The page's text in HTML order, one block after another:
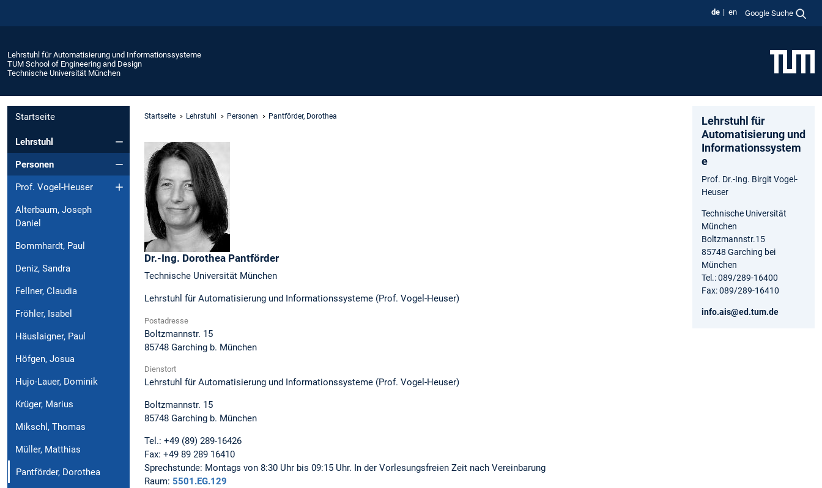
de en Google Suche
Lehrstuhl für Automatisierung und Informationssysteme
TUM School of Engineering and Design
Technische Universität München
Startseite
Lehrstuhl
Personen
Prof. Vogel-Heuser
Alterbaum, Joseph
Daniel
Bommhardt, Paul
Deniz, Sandra
Fellner, Claudia
Fröhler, Isabel
Häuslaigner, Paul
Höfgen, Josua
Hujo-Lauer, Dominik
Krüger, Marius
Mikschl, Thomas
Müller, Matthias
Pantförder, Dorothea
Startseite Lehrstuhl Personen Pantförder, Dorothea
Dr.-Ing. Dorothea Pantförder
Technische Universität München
Lehrstuhl für Automatisierung und Informationssysteme (Prof. Vogel-Heuser)
Postadresse
Boltzmannstr. 15
85748 Garching b. München
Dienstort
Lehrstuhl für Automatisierung und Informationssysteme (Prof. Vogel-Heuser)
Boltzmannstr. 15
85748 Garching b. München
Tel.: +49 (89) 289-16426
Fax: +49 89 289 16410
Sprechstunde: Montags von 8:30 Uhr bis 09:15 Uhr. In der Vorlesungsfreien Zeit nach Vereinbarung
Raum: 5501.EG.129
Lehrstuhl für
Automatisierung und
Informationssystem
e
Prof. Dr.-Ing. Birgit Vogel-
Heuser
Technische Universität
München
Boltzmannstr.15
85748 Garching bei
München
Tel.: 089/289-16400
Fax: 089/289-16410
info.ais@ed.tum.de